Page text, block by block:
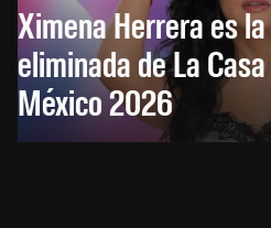
Ximena Herrera es
eliminada de La
México 2026